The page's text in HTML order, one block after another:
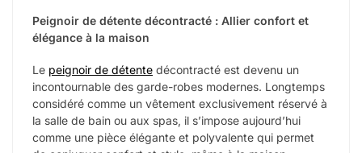
Peignoir de détente décontracté : Allier confort et
élégance à la maison
Le peignoir de détente décontracté est devenu un
incontournable des garde-robes modernes. Longtemps
considéré comme un vêtement exclusivement réservé à
la salle de bain ou aux spas, il s’impose aujourd’hui
comme une pièce élégante et polyvalente qui permet